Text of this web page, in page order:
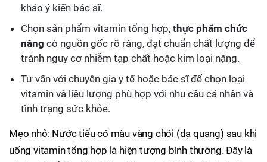
khảo ý kiến bác sĩ.
Chọn sản phẩm vitamin tổng hợp, thực phẩm chức
năng có nguồn gốc rõ ràng, đạt chuẩn chất lượng để
tránh nguy cơ nhiễm tạp chất hoặc kim loại nặng.
Tư vấn với chuyên gia y tế hoặc bác sĩ để chọn loại
vitamin và liều lượng phù hợp với nhu cầu cá nhân và
tình trạng sức khỏe.
Mẹo nhỏ: Nước tiểu có màu vàng chói (dạ quang) sau khi
uống vitamin tổng hợp là hiện tượng bình thường. Đây là